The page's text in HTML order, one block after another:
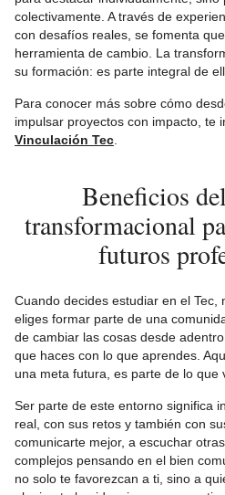
colectivamente. A través de
con desafíos reales, se fomenta
herramienta de cambio. La
su formación: es parte integral de
Para conocer más sobre cómo
impulsar proyectos con impacto, te
Vinculación Tec
Beneficios
transformacional
futuros
Cuando decides estudiar en el Tec,
eliges formar parte de una
de cambiar las cosas desde
que haces con lo que aprendes.
una meta futura, es parte de lo que
Ser parte de este entorno significa
real, con sus retos y también con
comunicarte mejor, a escuchar
complejos pensando en el bien
no solo te favorezcan a ti, sino a